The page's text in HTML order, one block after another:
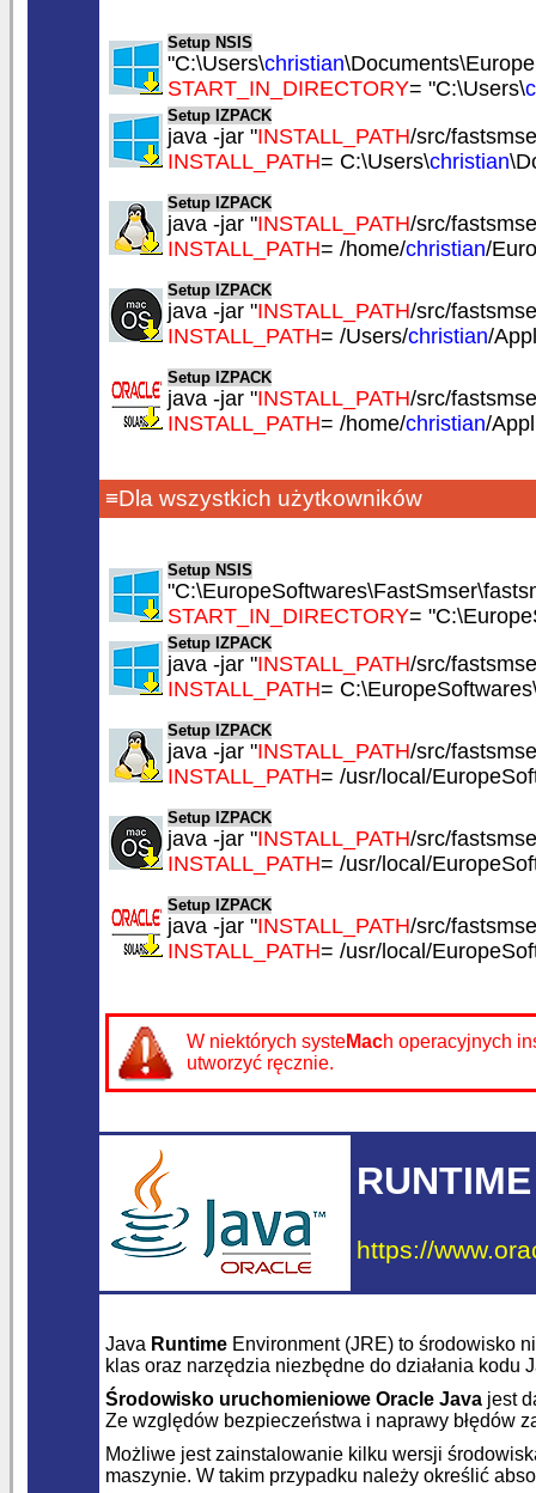
Setup NSIS
"C:\Users\christian
START_IN_DIRECTORY= "C:\Users\
Setup IZPACK
java -jar "INSTALL_PATH/src/
INSTALL_PATH= C:\Users\christian
Setup IZPACK
java -jar "INSTALL_PATH/src/
INSTALL_PATH= /home/christian/
Setup IZPACK
java -jar "INSTALL_PATH/src/
INSTALL_PATH= /Users/christian/
Setup IZPACK
java -jar "INSTALL_PATH/src/
INSTALL_PATH= /home/christian/
≡Dla wszystkich użytkowników
Setup NSIS
START_IN_DIRECTORY=
Setup IZPACK
java -jar "INSTALL_PATH/src/
INSTALL_PATH=
Setup IZPACK
java -jar "INSTALL_PATH/src/
INSTALL_PATH= /usr/local/
Setup IZPACK
java -jar "INSTALL_PATH/src/
INSTALL_PATH= /usr/local/
Setup IZPACK
java -jar "INSTALL_PATH/src/
INSTALL_PATH= /usr/local/
W niektórych systeMach operacyjnych
utworzyć ręcznie.
https://
Java Runtime Environment (JRE) to środowisko
klas oraz narzędzia niezbędne do działania kodu
Środowisko uruchomieniowe Oracle Java jest
Ze względów bezpieczeństwa i naprawy błędów
Możliwe jest zainstalowanie kilku wersji
maszynie. W takim przypadku należy określić